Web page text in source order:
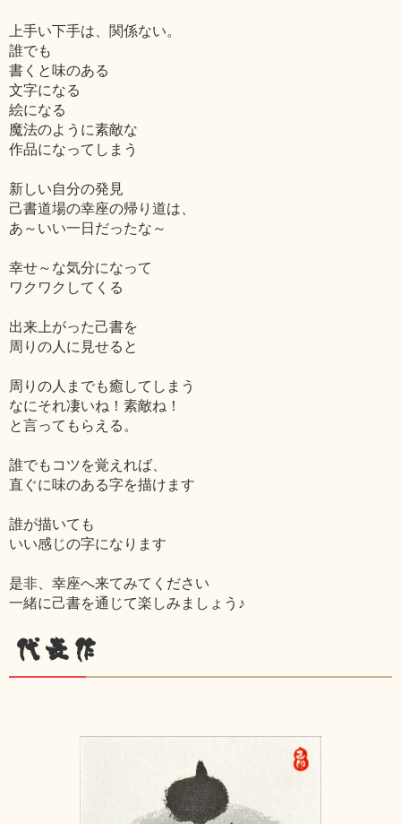
上手い下手は、関係ない。
誰でも
書くと味のある
文字になる
絵になる
魔法のように素敵な
作品になってしまう
新しい自分の発見
己書道場の幸座の帰り道は、
あ～いい一日だったな～
幸せ～な気分になって
ワクワクしてくる
出来上がった己書を
周りの人に見せると
周りの人までも癒してしまう
なにそれ凄いね！素敵ね！
と言ってもらえる。
誰でもコツを覚えれば、
直ぐに味のある字を描けます
誰が描いても
いい感じの字になります
是非、幸座へ来てみてください
一緒に己書を通じて楽しみましょう♪
代表作